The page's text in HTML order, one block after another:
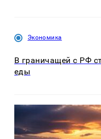
Экономика
В граничащей с РФ
еды